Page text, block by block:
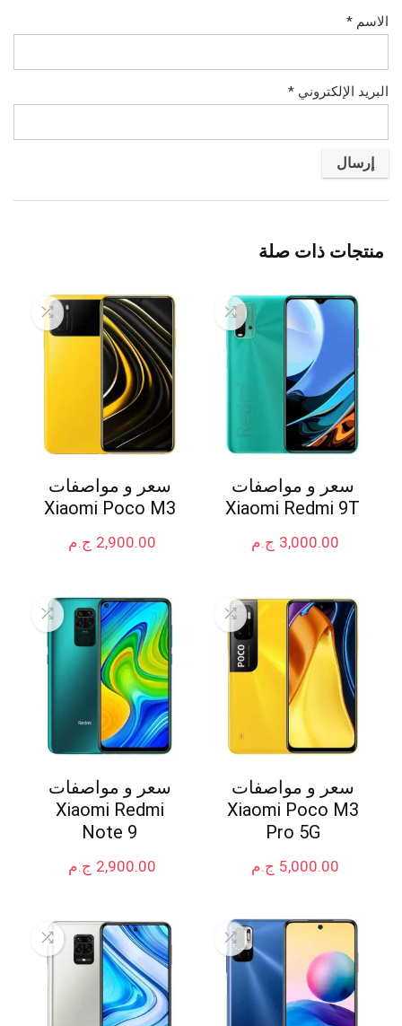
الاسم *
البريد الإلكتروني *
منتجات ذات صلة
سعر و مواصفات
Xiaomi Redmi 9T
ج.م 3,000.00
سعر و مواصفات
Xiaomi Poco M3
ج.م 2,900.00
سعر و مواصفات
Xiaomi Poco M3
Pro 5G
ج.م 5,000.00
سعر و مواصفات
Xiaomi Redmi
Note 9
ج.م 2,900.00